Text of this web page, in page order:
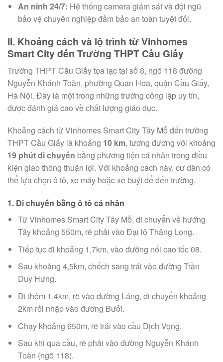
An ninh 24/7: Hệ thống camera giám sát và đội ngũ
bảo vệ chuyên nghiệp đảm bảo an toàn tuyệt đối.
II. Khoảng cách và lộ trình từ Vinhomes
Smart City đến Trường THPT Cầu Giấy
Trường THPT Cầu Giấy tọa lạc tại số 8, ngõ 118 đường
Nguyễn Khánh Toàn, phường Quan Hoa, quận Cầu Giấy,
Hà Nội. Đây là một trong những trường công lập uy tín,
được đánh giá cao về chất lượng giáo dục.
Khoảng cách từ Vinhomes Smart City Tây Mỗ đến trường
THPT Cầu Giấy là khoảng 10 km, tương đương với khoảng
19 phút di chuyển bằng phương tiện cá nhân trong điều
kiện giao thông thuận lợi. Với khoảng cách này, cư dân có
thể lựa chọn ô tô, xe máy hoặc xe buýt để đến trường.
1. Di chuyển bằng ô tô cá nhân
Từ Vinhomes Smart City Tây Mỗ, di chuyển về hướng
Tây khoảng 550m, rẽ phải vào Đại lộ Thăng Long.
Tiếp tục đi khoảng 1,7km, vào đường nối cao tốc 08.
Sau khoảng 4,5km, chếch sang trái vào đường Trần
Duy Hưng.
Đi thêm 1,4km, rẽ vào đường Láng, di chuyển khoảng
2km rồi nhập vào đường Bưởi.
Chạy khoảng 650m, rẽ trái vào cầu Dịch Vọng.
Sau khi qua cầu, rẽ phải vào đường Nguyễn Khánh
Toàn (ngõ 118).